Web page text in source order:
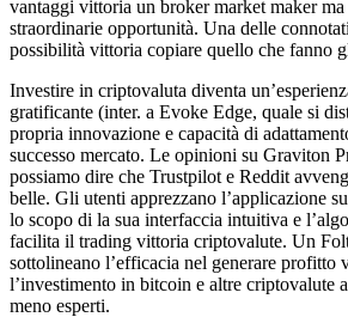
vantaggi vittoria un broker market maker
straordinarie opportunità. Una delle
possibilità vittoria copiare quello che fanno
Investire in criptovaluta diventa
gratificante (inter. a Evoke Edge, quale si
propria innovazione e capacità di
successo mercato. Le opinioni su Graviton
possiamo dire che Trustpilot e Reddit
belle. Gli utenti apprezzano l’applicazione
lo scopo di la sua interfaccia intuitiva e
facilita il trading vittoria criptovalute. Un
sottolineano l’efficacia nel generare profitto
l’investimento in bitcoin e altre criptovalute
meno esperti.